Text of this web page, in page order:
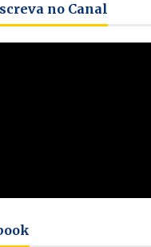
no Canal